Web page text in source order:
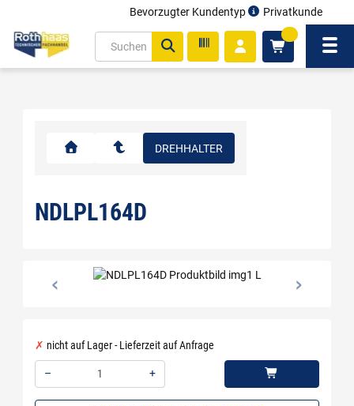
Bevorzugter Kundentyp Privatkunde
DREHHALTER
NDLPL164D
nicht auf Lager - Lieferzeit auf Anfrage
–
+